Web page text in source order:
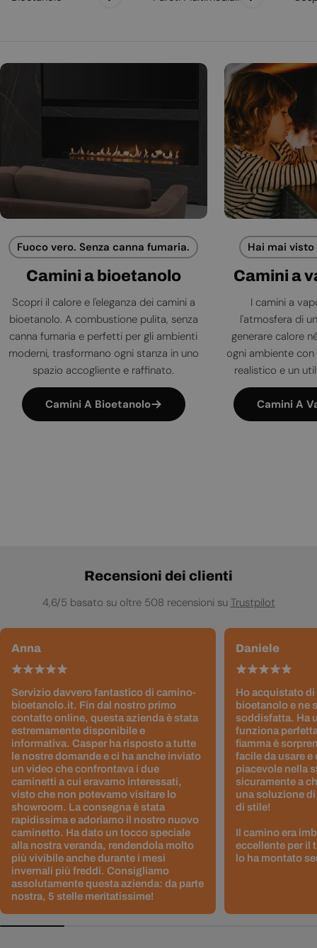
Fuoco vero. Senza canna fumaria.
Camini a bioetanolo
Scopri il calore e l'eleganza dei camini a
bioetanolo. A combustione pulita, senza
canna fumaria e perfetti per gli ambienti
moderni, trasformano ogni stanza in uno
spazio accogliente e raffinato.
Camini A Bioetanolo
Hai mai
Camini a
I camini a
l'atmosfera di
generare calore
ogni ambiente
realistico e un
Camini A
Recensioni dei clienti
4,6/5 basato su oltre 508 recensioni su Trustpilot
Anna
Servizio davvero fantastico di camino-
bioetanolo.it. Fin dal nostro primo
contatto online, questa azienda è stata
estremamente disponibile e
informativa. Casper ha risposto a tutte
le nostre domande e ci ha anche inviato
un video che confrontava i due
caminetti a cui eravamo interessati,
visto che non potevamo visitare lo
showroom. La consegna è stata
rapidissima e adoriamo il nostro nuovo
caminetto. Ha dato un tocco speciale
alla nostra veranda, rendendola molto
più vivibile anche durante i mesi
invernali più freddi. Consigliamo
assolutamente questa azienda: da parte
nostra, 5 stelle meritatissime!
Daniele
Ho acquistato di
bioetanolo e ne
soddisfatta. Ha
funziona
fiamma è
facile da usare e
piacevole nella
sicuramente a
una soluzione
di stile!
Il camino era
eccellente per il
lo ha montato